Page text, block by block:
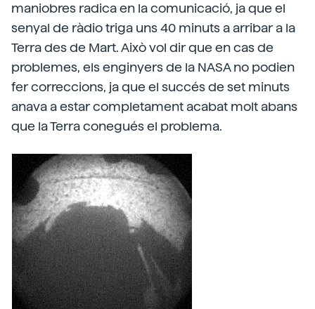
maniobres radica en la comunicació, ja que el
senyal de ràdio triga uns 40 minuts a arribar a la
Terra des de Mart. Això vol dir que en cas de
problemes, els enginyers de la NASA no podien
fer correccions, ja que el succés de set minuts
anava a estar completament acabat molt abans
que la Terra conegués el problema.